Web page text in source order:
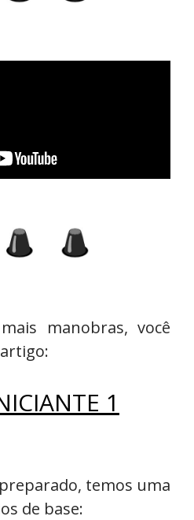
manobras, você
1
temos uma
de base: